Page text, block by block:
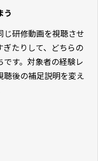
う
研修動画を視聴させ
たりして、どちらの
す。対象者の経験レ
聴後の補足説明を変え